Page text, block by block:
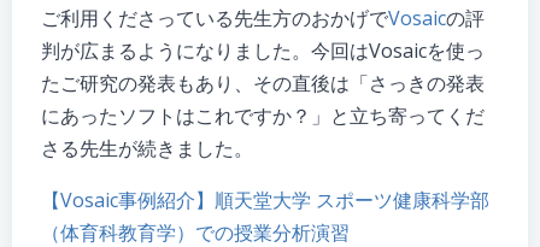
ご利用くださっている先生方のおかげでVosaicの評
判が広まるようになりました。今回はVosaicを使っ
たご研究の発表もあり、その直後は「さっきの発表
にあったソフトはこれですか？」と立ち寄ってくだ
さる先生が続きました。
【Vosaic事例紹介】順天堂大学 スポーツ健康科学部
（体育科教育学）での授業分析演習